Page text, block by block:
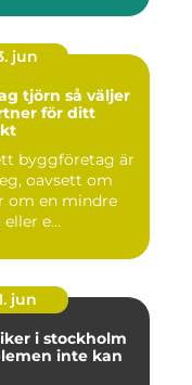
jun
så väljer
för ditt
byggföretag är
oavsett om
om en mindre
e...
jun
i stockholm
inte kan